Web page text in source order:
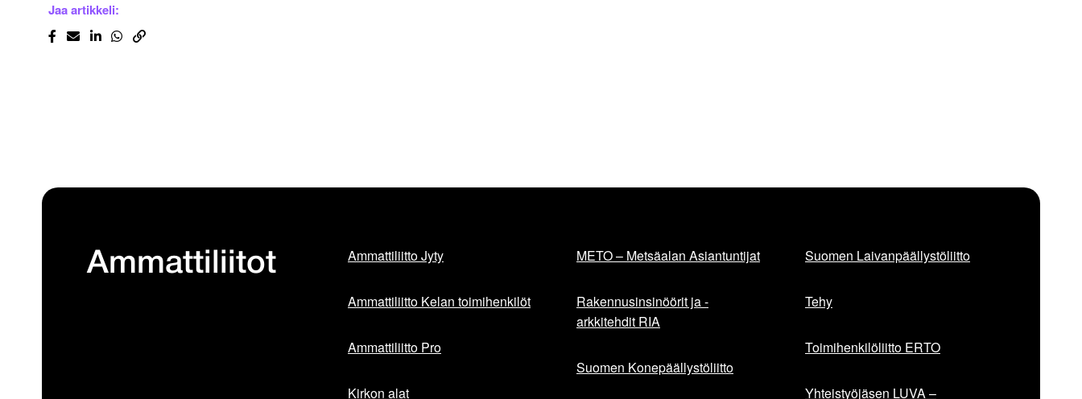
Jaa artikkeli:
Ammattiliitot Ammattiliitto Jyty
Ammattiliitto Kelan toimihenkilöt
Ammattiliitto Pro
Kirkon alat
METO – Metsäalan Asiantuntijat
Rakennusinsinöörit ja -
arkkitehdit RIA
Suomen Konepäällystöliitto
Suomen Laivanpäällystöliitto
Tehy
Toimihenkilöliitto ERTO
Yhteistyöjäsen LUVA –